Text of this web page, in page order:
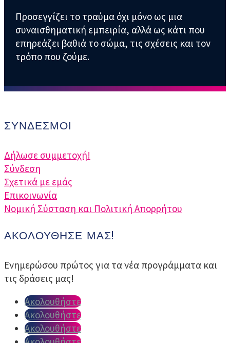
Προσεγγίζει το τραύμα όχι μόνο ως μια
συναισθηματική εμπειρία, αλλά ως κάτι που
επηρεάζει βαθιά το σώμα, τις σχέσεις και τον
τρόπο που ζούμε.
ΣΎΝΔΕΣΜΟΙ
Δήλωσε συμμετοχή!
Σύνδεση
Σχετικά με εμάς
Επικοινωνία
Nομική Σύσταση και Πολιτική Απορρήτου
ΑΚΟΛΟΎΘΗΣΈ ΜΑΣ!
Ενημερώσου πρώτος για τα νέα προγράμματα και
τις δράσεις μας!
Ακολουθήστε
Ακολουθήστε
Ακολουθήστε